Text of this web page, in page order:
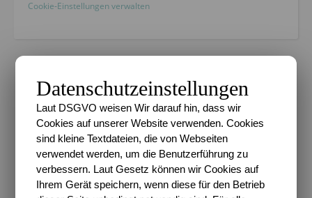
Cookie-Einstellungen verwalten
EMPFEHLUNGEN
Ein Monster in Paris…
8. Oktober 2011
DAStrifft ja mal endlich wieder voll meinen
Datenschutzeinstellungen
Laut DSGVO weisen Wir darauf hin, dass wir
Cookies auf unserer Website verwenden. Cookies
sind kleine Textdateien, die von Webseiten
verwendet werden, um die Benutzerführung zu
verbessern. Laut Gesetz können wir Cookies auf
Ihrem Gerät speichern, wenn diese für den Betrieb